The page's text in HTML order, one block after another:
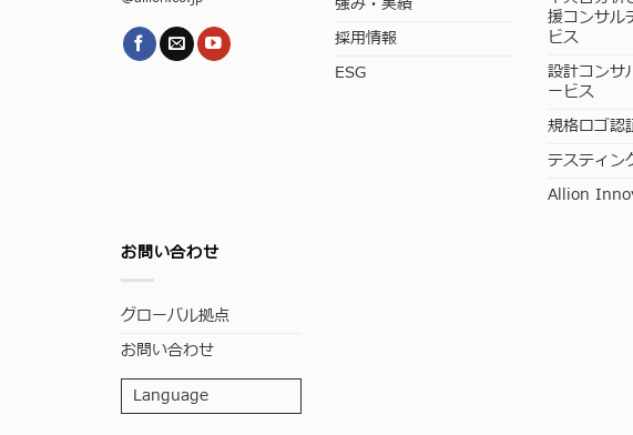
採用情報
ESG
援コンサル
ビス
設計コンサ
ービス
規格ロゴ認
テスティン
Allion
お問い合わせ
グローバル拠点
お問い合わせ
Language